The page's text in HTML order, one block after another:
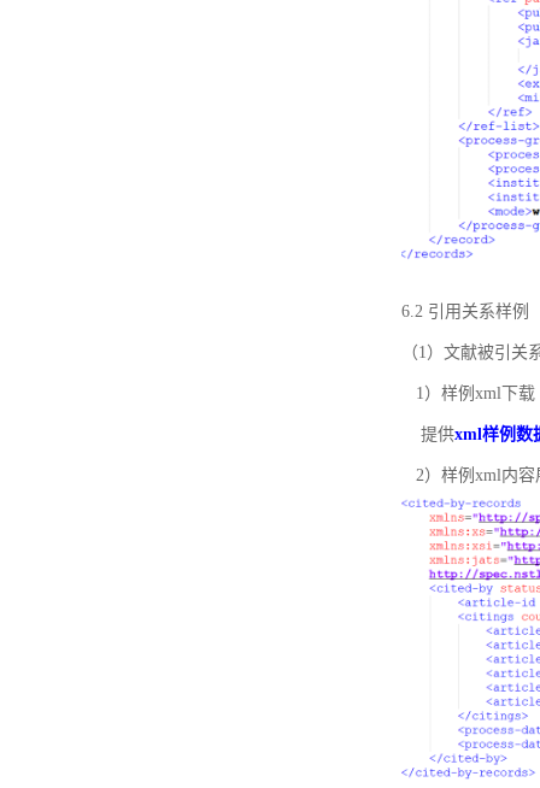
6.2 引用关系样例
（1）文献被引关
1）样例xml下载
提供xml样例数
2）样例xml内容